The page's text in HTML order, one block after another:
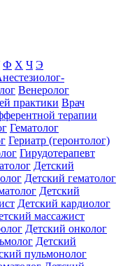
Ф Х Ч Э
Венеролог
практики Врач
терапии
Гематолог
Гериатр (геронтолог)
Гирудотерапевт
Детский
Детский гематолог
Детский
Детский кардиолог
массажист
Детский онколог
Детский
пульмонолог